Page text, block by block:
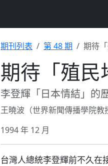
期刊列表 第 48 期 期待
期待「殖
李登輝「日本情結」的
王曉波（世界新聞傳播學院教
1994 年 12 月
台灣人總統李登輝前不久在